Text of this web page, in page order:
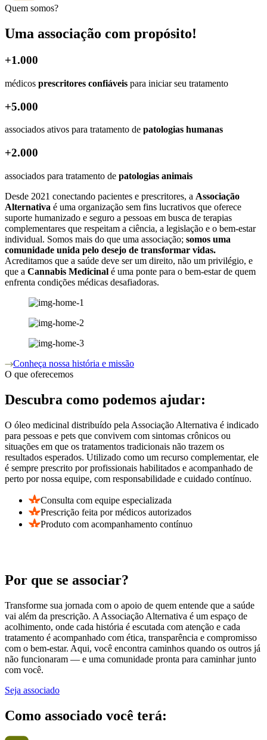
Quem somos?
Uma associação com propósito!
+1.000
médicos prescritores confiáveis para iniciar seu tratamento
+5.000
associados ativos para tratamento de patologias humanas
+2.000
associados para tratamento de patologias animais
Desde 2021 conectando pacientes e prescritores, a Associação
Alternativa é uma organização sem fins lucrativos que oferece
suporte humanizado e seguro a pessoas em busca de terapias
complementares que respeitam a ciência, a legislação e o bem-estar
individual. Somos mais do que uma associação; somos uma
comunidade unida pelo desejo de transformar vidas.
Acreditamos que a saúde deve ser um direito, não um privilégio, e
que a Cannabis Medicinal é uma ponte para o bem-estar de quem
enfrenta condições médicas desafiadoras.
Conheça nossa história e missão
O que oferecemos
Descubra como podemos ajudar:
O óleo medicinal distribuído pela Associação Alternativa é indicado
para pessoas e pets que convivem com sintomas crônicos ou
situações em que os tratamentos tradicionais não trazem os
resultados esperados. Utilizado como um recurso complementar, ele
é sempre prescrito por profissionais habilitados e acompanhado de
perto por nossa equipe, com responsabilidade e cuidado contínuo.
Consulta com equipe especializada
Prescrição feita por médicos autorizados
Produto com acompanhamento contínuo
Por que se associar?
Transforme sua jornada com o apoio de quem entende que a saúde
vai além da prescrição. A Associação Alternativa é um espaço de
acolhimento, onde cada história é escutada com atenção e cada
tratamento é acompanhado com ética, transparência e compromisso
com o bem-estar. Aqui, você encontra caminhos quando os outros já
não funcionaram — e uma comunidade pronta para caminhar junto
com você.
Seja associado
Como associado você terá: